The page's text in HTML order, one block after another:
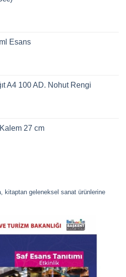
Esans
A4 100 AD. Nohut Rengi
27 cm
kitaptan geleneksel sanat ürünlerine